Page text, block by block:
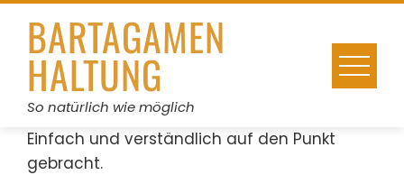
Skip
contentBARTAGAMEN
HALTUNG
So natürlich wie möglich
Einfach und verständlich auf den Punkt
gebracht.